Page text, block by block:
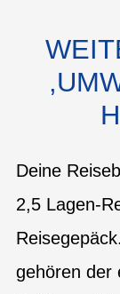
Deine
2,5 Lagen-
gehören der